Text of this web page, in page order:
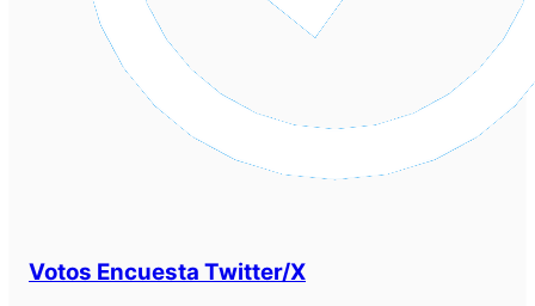
Votos Encuesta Twitter/X